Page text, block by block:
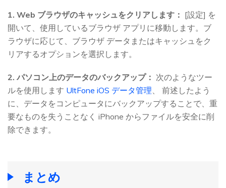
1. Web ブラウザのキャッシュをクリアします： [設定] を
開いて、使用しているブラウザ アプリに移動します。ブ
ラウザに応じて、ブラウザ データまたはキャッシュをク
リアするオプションを選択します。
2. パソコン上のデータのバックアップ： 次のようなツー
ルを使用します UltFone iOS データ管理 、 前述したよう
に、データをコンピュータにバックアップすることで、重
要なものを失うことなく iPhone からファイルを安全に削
除できます。
まとめ